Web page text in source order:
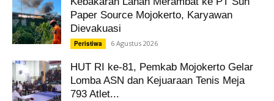
Paper Source Mojokerto, Karyawan
Dievakuasi
Peristiwa 6 Agustus 2026
HUT RI ke-81, Pemkab Mojokerto Gelar
Lomba ASN dan Kejuaraan Tenis Meja
793 Atlet...